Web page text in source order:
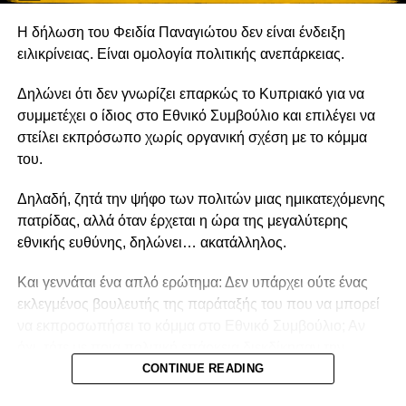
Η δήλωση του Φειδία Παναγιώτου δεν είναι ένδειξη
ειλικρίνειας. Είναι ομολογία πολιτικής ανεπάρκειας.
Δηλώνει ότι δεν γνωρίζει επαρκώς το Κυπριακό για να
συμμετέχει ο ίδιος στο Εθνικό Συμβούλιο και επιλέγει να
στείλει εκπρόσωπο χωρίς οργανική σχέση με το κόμμα
του.
Δηλαδή, ζητά την ψήφο των πολιτών μιας ημικατεχόμενης
πατρίδας, αλλά όταν έρχεται η ώρα της μεγαλύτερης
εθνικής ευθύνης, δηλώνει… ακατάλληλος.
Και γεννάται ένα απλό ερώτημα: Δεν υπάρχει ούτε ένας
εκλεγμένος βουλευτής της παράταξής του που να μπορεί
εμπιστοσύνη των Κυπρίων;CONTINUE READING